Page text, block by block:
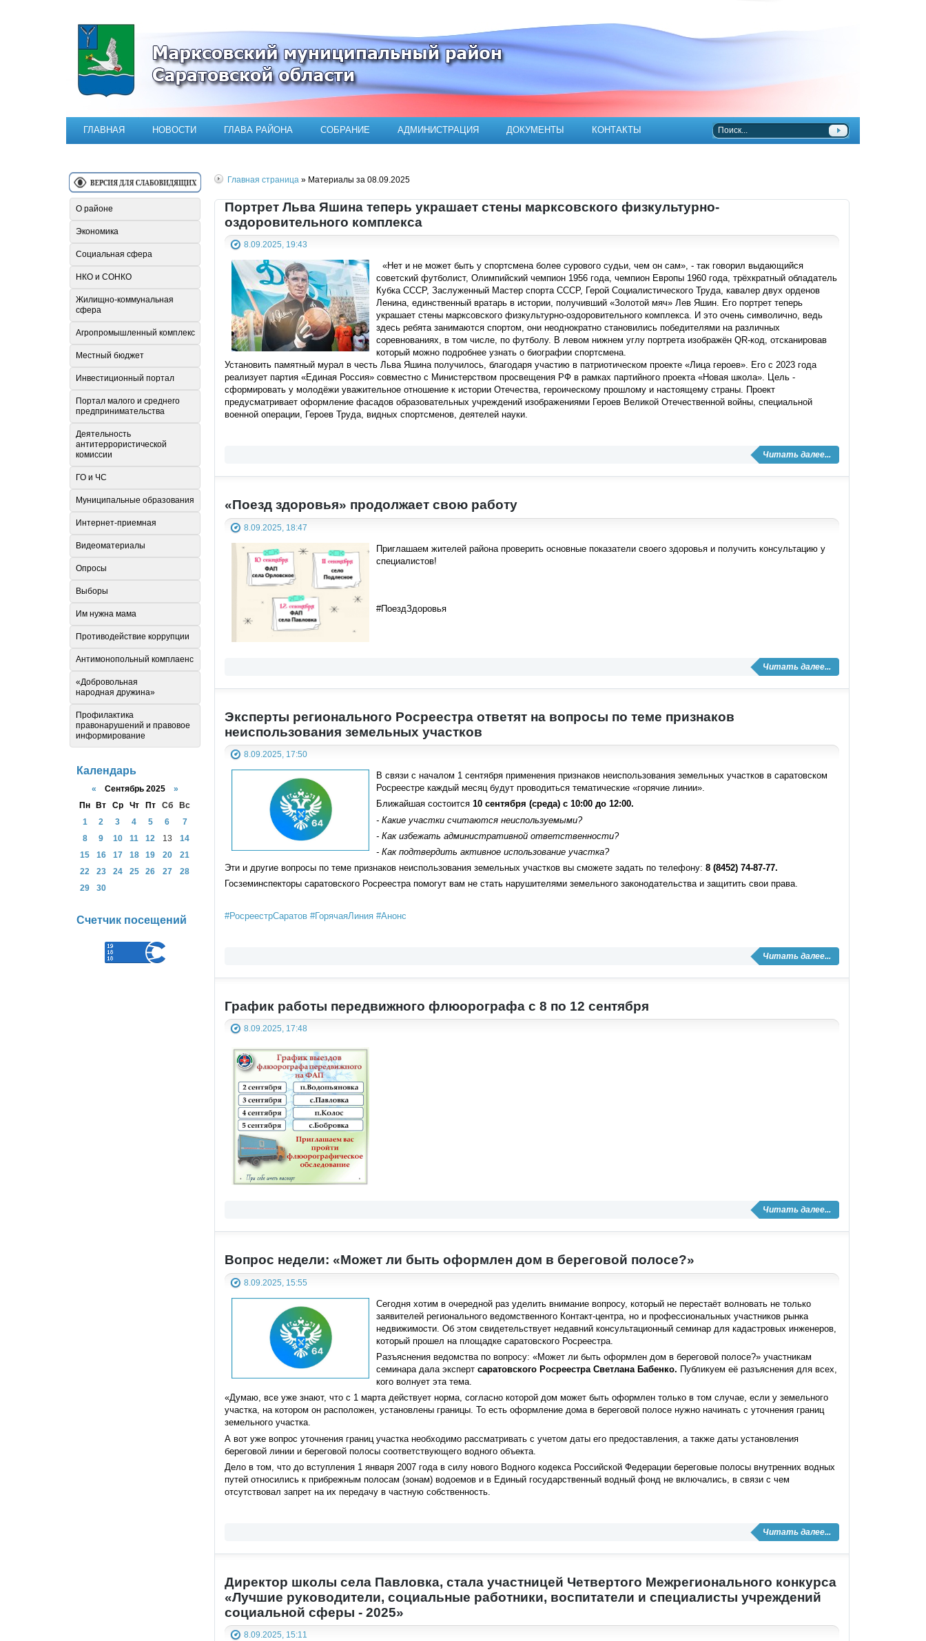
Официальный сайт Марксовского муниципального района
ГЛАВНАЯ НОВОСТИ ГЛАВА РАЙОНА СОБРАНИЕ АДМИНИСТРАЦИЯ ДОКУМЕНТЫ КОНТАКТЫ
Главная страница » Материалы за 08.09.2025
Портрет Льва Яшина теперь украшает стены марксовского физкультурно-
оздоровительного комплекса
8.09.2025, 19:43
«Нет и не может быть у спортсмена более сурового судьи, чем он сам», - так говорил выдающийся
советский футболист, Олимпийский чемпион 1956 года, чемпион Европы 1960 года, трёхкратный обладатель
Кубка СССР, Заслуженный Мастер спорта СССР, Герой Социалистического Труда, кавалер двух орденов
Ленина, единственный вратарь в истории, получивший «Золотой мяч» Лев Яшин. Его портрет теперь
украшает стены марксовского физкультурно-оздоровительного комплекса. И это очень символично, ведь
здесь ребята занимаются спортом, они неоднократно становились победителями на различных
соревнованиях, в том числе, по футболу. В левом нижнем углу портрета изображён QR-код, отсканировав
который можно подробнее узнать о биографии спортсмена.
Установить памятный мурал в честь Льва Яшина получилось, благодаря участию в патриотическом проекте «Лица героев». Его с 2023 года
реализует партия «Единая Россия» совместно с Министерством просвещения РФ в рамках партийного проекта «Новая школа». Цель -
сформировать у молодёжи уважительное отношение к истории Отечества, героическому прошлому и настоящему страны. Проект
предусматривает оформление фасадов образовательных учреждений изображениями Героев Великой Отечественной войны, специальной
военной операции, Героев Труда, видных спортсменов, деятелей науки.
Читать далее...
«Поезд здоровья» продолжает свою работу
8.09.2025, 18:47
Приглашаем жителей района проверить основные показатели своего здоровья и получить консультацию у
специалистов!
#ПоездЗдоровья
Читать далее...
Эксперты регионального Росреестра ответят на вопросы по теме признаков
неиспользования земельных участков
8.09.2025, 17:50
В связи с началом 1 сентября применения признаков неиспользования земельных участков в саратовском
Росреестре каждый месяц будут проводиться тематические «горячие линии».
Ближайшая состоится 10 сентября (среда) с 10:00 до 12:00.
- Какие участки считаются неиспользуемыми?
- Как избежать административной ответственности?
- Как подтвердить активное использование участка?
Эти и другие вопросы по теме признаков неиспользования земельных участков вы сможете задать по телефону: 8 (8452) 74-87-77.
Госземинспекторы саратовского Росреестра помогут вам не стать нарушителями земельного законодательства и защитить свои права.
#РосреестрСаратов #ГорячаяЛиния #Анонс
Читать далее...
График работы передвижного флюорографа с 8 по 12 сентября
8.09.2025, 17:48
Читать далее...
Вопрос недели: «Может ли быть оформлен дом в береговой полосе?»
8.09.2025, 15:55
Сегодня хотим в очередной раз уделить внимание вопросу, который не перестаёт волновать не только
заявителей регионального ведомственного Контакт-центра, но и профессиональных участников рынка
недвижимости. Об этом свидетельствует недавний консультационный семинар для кадастровых инженеров,
который прошел на площадке саратовского Росреестра.
Разъяснения ведомства по вопросу: «Может ли быть оформлен дом в береговой полосе?» участникам
семинара дала эксперт саратовского Росреестра Светлана Бабенко. Публикуем её разъяснения для всех,
кого волнует эта тема.
«Думаю, все уже знают, что с 1 марта действует норма, согласно которой дом может быть оформлен только в том случае, если у земельного
участка, на котором он расположен, установлены границы. То есть оформление дома в береговой полосе нужно начинать с уточнения границ
земельного участка.
А вот уже вопрос уточнения границ участка необходимо рассматривать с учетом даты его предоставления, а также даты установления
береговой линии и береговой полосы соответствующего водного объекта.
Дело в том, что до вступления 1 января 2007 года в силу нового Водного кодекса Российской Федерации береговые полосы внутренних водных
путей относились к прибрежным полосам (зонам) водоемов и в Единый государственный водный фонд не включались, в связи с чем
отсутствовал запрет на их передачу в частную собственность.
Читать далее...
Директор школы села Павловка, стала участницей Четвертого Межрегионального конкурса
«Лучшие руководители, социальные работники, воспитатели и специалисты учреждений
социальной сферы - 2025»
8.09.2025, 15:11
О районе
Экономика
Социальная сфера
НКО и СОНКО
Жилищно-коммунальная
сфера
Агропромышленный комплекс
Местный бюджет
Инвестиционный портал
Портал малого и среднего
предпринимательства
Деятельность
антитеррористической
комиссии
ГО и ЧС
Муниципальные образования
Интернет-приемная
Видеоматериалы
Опросы
Выборы
Им нужна мама
Противодействие коррупции
Антимонопольный комплаенс
«Добровольная
народная дружина»
Профилактика
правонарушений и правовое
информирование
Календарь
« Сентябрь 2025 »
Пн
Вт Ср Чт Пт Сб
Вс
1
2 3 4 5 6
7
8
9 10 11 12 13
14
15
16 17 18 19 20
21
22
23 24 25 26 27
28
29
30
Счетчик посещений